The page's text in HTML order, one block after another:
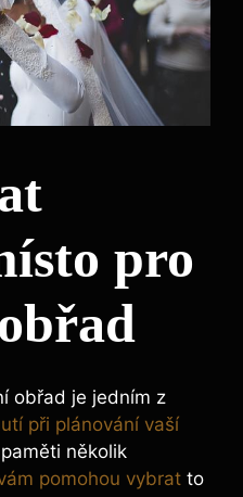
pro
obřad je jedním z
při plánování vaší
několik
pomohou vybrat to